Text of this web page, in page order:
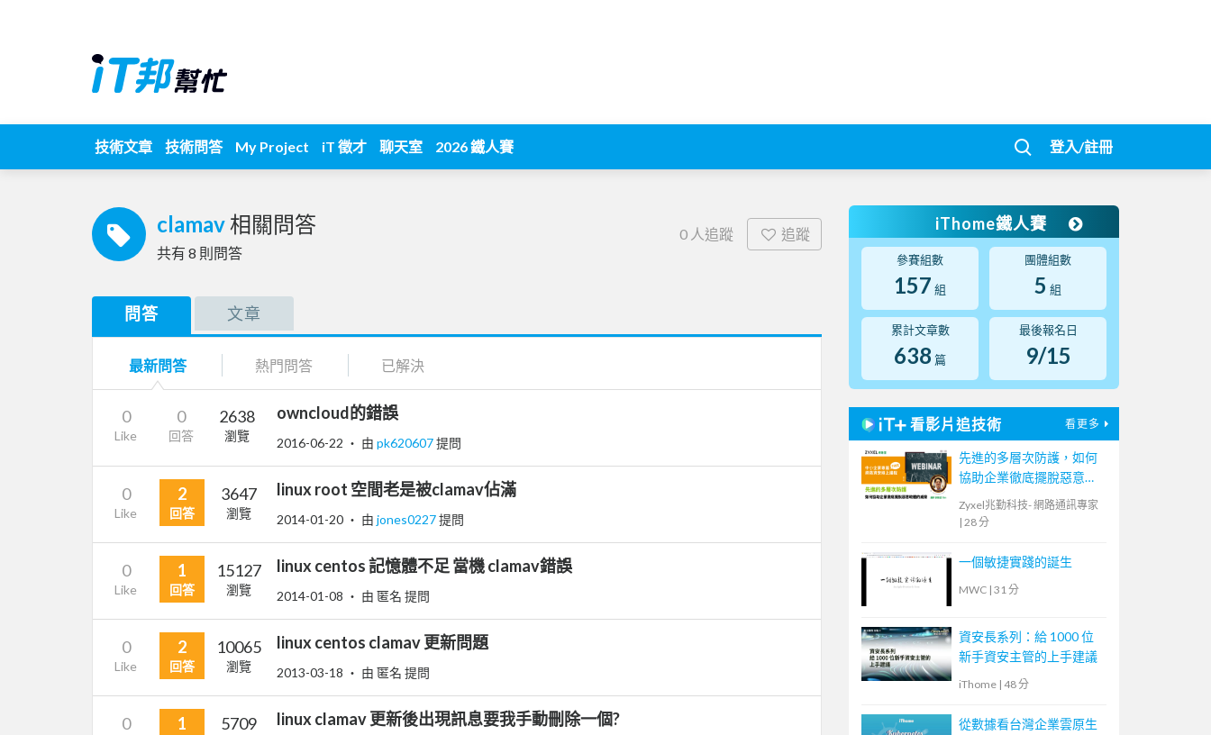
技術文章 技術問答 My Project iT 徵才 聊天室 2026 鐵人賽 登入/註冊
clamav 相關問答
共有 8 則問答
0 人追蹤 追蹤
問答 文章
最新問答 熱門問答 已解決
0
Like
0
回答
2638
瀏覽
owncloud的錯誤
2016-06-22 ‧ 由 pk620607提問
0
Like
2
回答
3647
瀏覽
linux root 空間老是被clamav佔滿
2014-01-20 ‧ 由 jones0227提問
0
Like
1
回答
15127
瀏覽
linux centos 記憶體不足 當機 clamav錯誤
2014-01-08 ‧ 由 匿名 提問
0
Like
2
回答
10065
瀏覽
linux centos clamav 更新問題
2013-03-18 ‧ 由 匿名 提問
0 1 5709 linux clamav 更新後出現訊息要我手動刪除一個?
iThome鐵人賽
參賽組數
157 組
團體組數
5 組
累計文章數
638 篇
最後報名日
9/15
看影片追技術 看更多
先進的多層次防護，如何
協助企業徹底擺脫惡意軟
體的威脅
Zyxel兆勤科技- 網路通訊專家
| 28 分
一個敏捷實踐的誕生
MWC | 31 分
資安長系列：給 1000 位
新手資安主管的上手建議
iThome | 48 分
從數據看台灣企業雲原生